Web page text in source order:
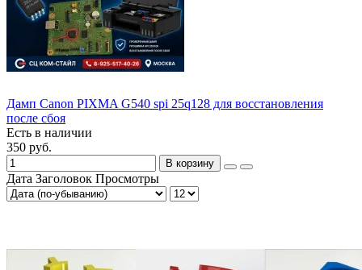
Дамп Canon PIXMA G540 spi 25q128 для восстановления
после сбоя
Есть в наличии
350 руб.
В корзину
Дата Заголовок Просмотры